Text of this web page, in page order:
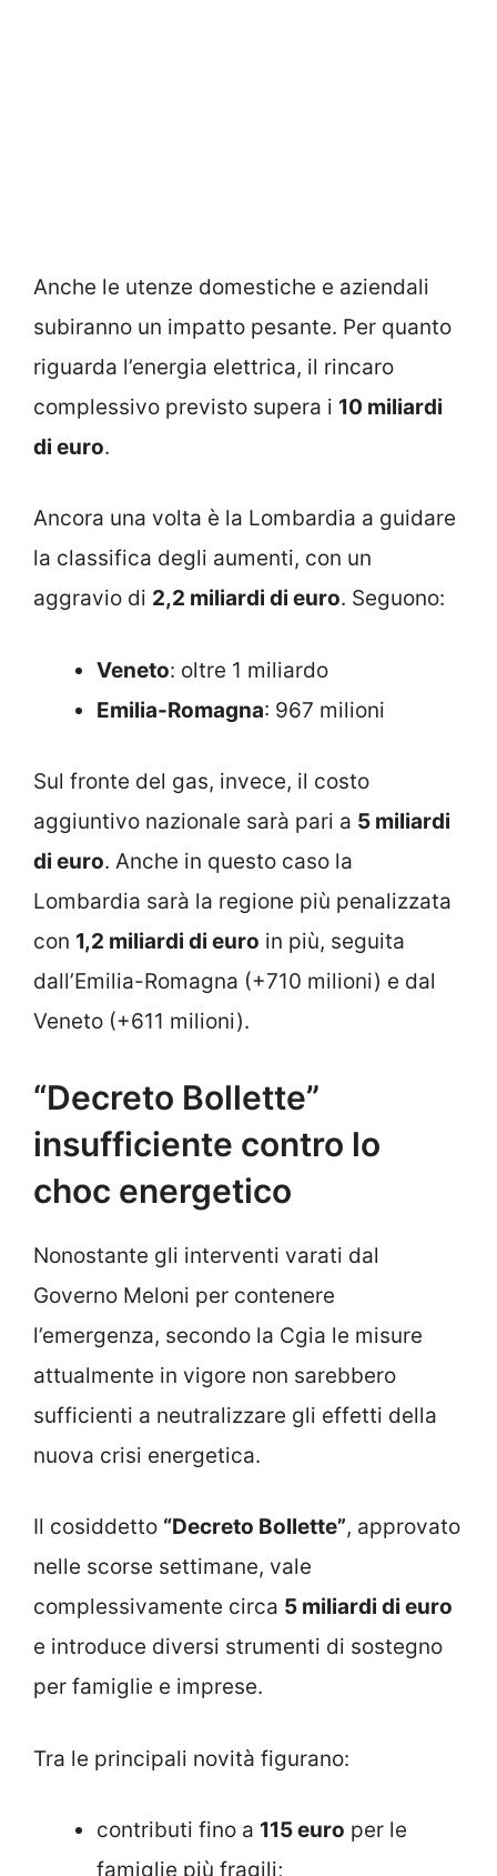
Anche le utenze domestiche e aziendali
subiranno un impatto pesante. Per quanto
riguarda l’energia elettrica, il rincaro
complessivo previsto supera i 10 miliardi
di euro.
Ancora una volta è la Lombardia a guidare
la classifica degli aumenti, con un
aggravio di 2,2 miliardi di euro. Seguono:
Veneto: oltre 1 miliardo
Emilia-Romagna: 967 milioni
Sul fronte del gas, invece, il costo
aggiuntivo nazionale sarà pari a 5 miliardi
di euro. Anche in questo caso la
Lombardia sarà la regione più penalizzata
con 1,2 miliardi di euro in più, seguita
dall’Emilia-Romagna (+710 milioni) e dal
Veneto (+611 milioni).
“Decreto Bollette”
insufficiente contro lo
choc energetico
Nonostante gli interventi varati dal
Governo Meloni per contenere
l’emergenza, secondo la Cgia le misure
attualmente in vigore non sarebbero
sufficienti a neutralizzare gli effetti della
nuova crisi energetica.
Il cosiddetto “Decreto Bollette”, approvato
nelle scorse settimane, vale
complessivamente circa 5 miliardi di euro
e introduce diversi strumenti di sostegno
per famiglie e imprese.
Tra le principali novità figurano:
contributi fino a 115 euro per le
famiglie più fragili;